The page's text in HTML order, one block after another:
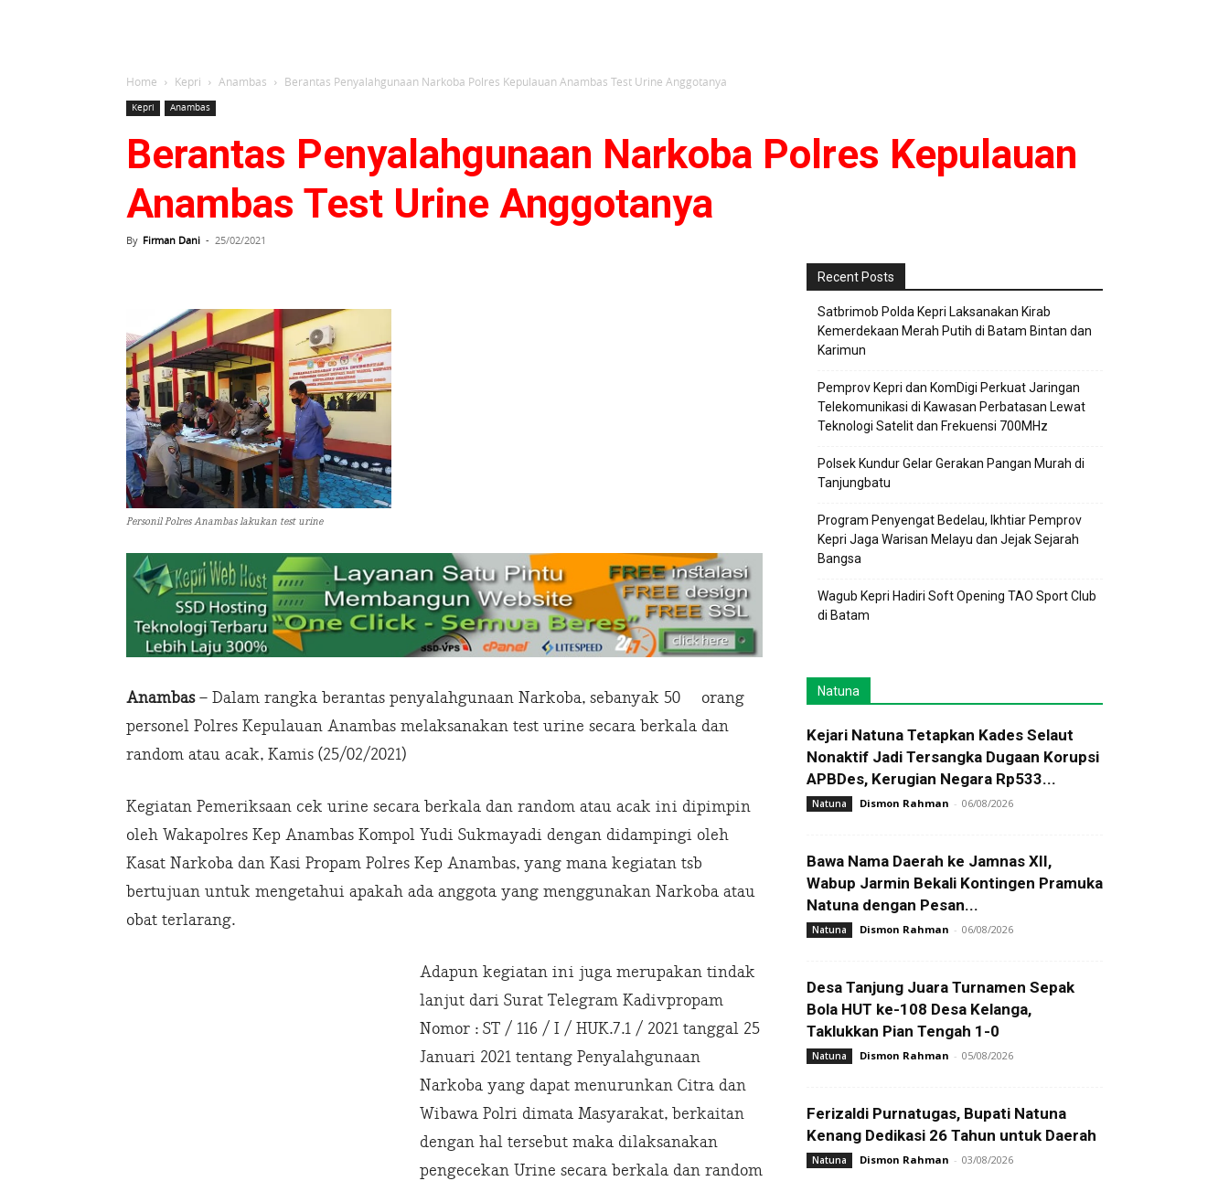
Home Kepri Anambas Berantas Penyalahgunaan Narkoba Polres Kepulauan Anambas Test Urine Anggotanya
Kepri Anambas
Berantas Penyalahgunaan Narkoba Polres Kepulauan
Anambas Test Urine Anggotanya
By Firman Dani - 25/02/2021
Personil Polres Anambas lakukan test urine
Anambas– Dalam rangka berantas penyalahgunaan Narkoba, sebanyak 50 orang
personel Polres Kepulauan Anambas melaksanakan test urine secara berkala dan
random atau acak, Kamis (25/02/2021)
Kegiatan Pemeriksaan cek urine secara berkala dan random atau acak ini dipimpin
oleh Wakapolres Kep Anambas Kompol Yudi Sukmayadi dengan didampingi oleh
Kasat Narkoba dan Kasi Propam Polres Kep Anambas, yang mana kegiatan tsb
bertujuan untuk mengetahui apakah ada anggota yang menggunakan Narkoba atau
obat terlarang.
Adapun kegiatan ini juga merupakan tindak
lanjut dari Surat Telegram Kadivpropam
Nomor : ST / 116 / I / HUK.7.1 / 2021 tanggal 25
Januari 2021 tentang Penyalahgunaan
Narkoba yang dapat menurunkan Citra dan
Wibawa Polri dimata Masyarakat, berkaitan
dengan hal tersebut maka dilaksanakan
pengecekan Urine secara berkala dan random
Recent Posts
Satbrimob Polda Kepri Laksanakan Kirab
Kemerdekaan Merah Putih di Batam Bintan dan
Karimun
Pemprov Kepri dan KomDigi Perkuat Jaringan
Telekomunikasi di Kawasan Perbatasan Lewat
Teknologi Satelit dan Frekuensi 700MHz
Polsek Kundur Gelar Gerakan Pangan Murah di
Tanjungbatu
Program Penyengat Bedelau, Ikhtiar Pemprov
Kepri Jaga Warisan Melayu dan Jejak Sejarah
Bangsa
Wagub Kepri Hadiri Soft Opening TAO Sport Club
di Batam
Natuna
Kejari Natuna Tetapkan Kades Selaut
Nonaktif Jadi Tersangka Dugaan Korupsi
APBDes, Kerugian Negara Rp533...
Natuna Dismon Rahman - 06/08/2026
Bawa Nama Daerah ke Jamnas XII,
Wabup Jarmin Bekali Kontingen Pramuka
Natuna dengan Pesan...
Natuna Dismon Rahman - 06/08/2026
Desa Tanjung Juara Turnamen Sepak
Bola HUT ke-108 Desa Kelanga,
Taklukkan Pian Tengah 1-0
Natuna Dismon Rahman - 05/08/2026
Ferizaldi Purnatugas, Bupati Natuna
Kenang Dedikasi 26 Tahun untuk Daerah
Natuna Dismon Rahman - 03/08/2026